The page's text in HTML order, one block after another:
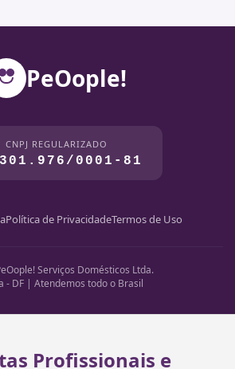
PeOople!
CNPJ REGULARIZADO
0001-81
Política de PrivacidadeTermos de Uso
Serviços Domésticos Ltda.
- DF | Atendemos todo o Brasil
Profissionais e